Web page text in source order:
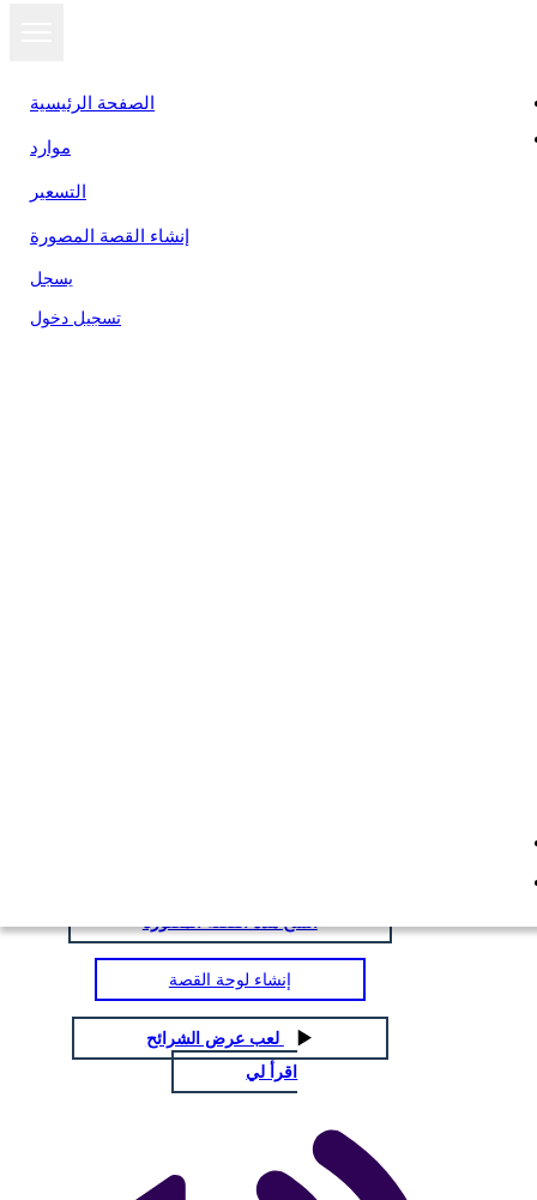
الصفحة الرئيسية
موارد
التسعير
إنشاء القصة المصورة
يسجل
تسجيل دخول
انسخ هذه القصة المصورة
إنشاء لوحة القصة
لعب عرض الشرائح
اقرأ لي